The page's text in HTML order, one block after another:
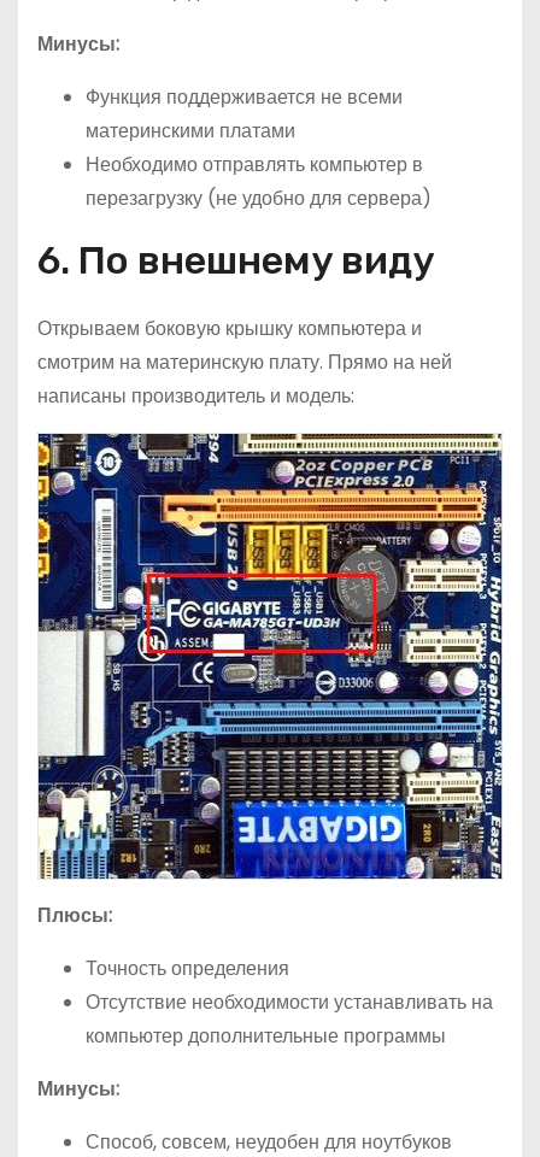
Минусы:
Функция поддерживается не всеми
материнскими платами
Необходимо отправлять компьютер в
перезагрузку (не удобно для сервера)
6. По внешнему виду
Открываем боковую крышку компьютера и
смотрим на материнскую плату. Прямо на ней
написаны производитель и модель:
Плюсы:
Точность определения
Отсутствие необходимости устанавливать на
компьютер дополнительные программы
Минусы:
Способ, совсем, неудобен для ноутбуков